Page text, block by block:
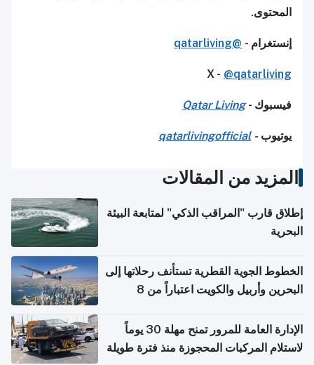
المحتوى.
إنستغرام - @qatarliving
X - @qatarliving
فيسبوك -Qatar Living
يوتيوب-
qatarlivingofficial
المزيد من المقالات
إطلاق قارب "المراقب الذكي" لمتابعة البيئة
البحرية
الخطوط الجوية القطرية تستأنف رحلاتها إلى
البحرين وأربيل والكويت اعتباراً من 8
الإدارة العامة للمرور تمنح مهلة 30 يوماً
لاستلام المركبات المحجوزة منذ فترة طويلة